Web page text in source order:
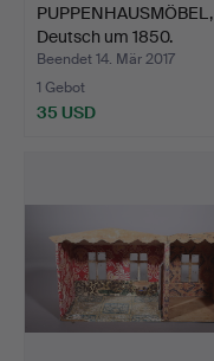
PUPPENHAUSMÖBEL,
Deutsch um 1850.
Beendet 14. Mär 2017
1 Gebot
35 USD